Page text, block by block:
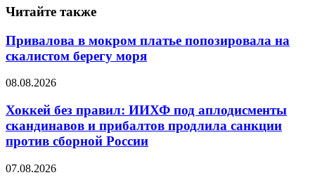
Читайте также
Привалова в мокром платье попозировала на
скалистом берегу моря
08.08.2026
Хоккей без правил: ИИХФ под аплодисменты
скандинавов и прибалтов продлила санкции
против сборной России
07.08.2026